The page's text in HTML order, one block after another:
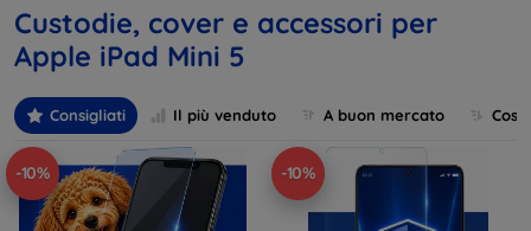
Custodie, cover e accessori per
Apple iPad Mini 5
Consigliati Il più venduto A buon mercato
-10% -10%